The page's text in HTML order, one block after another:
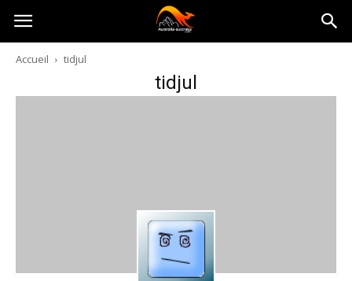
Australia-
australie.com
Accueil tidjul
tidjul